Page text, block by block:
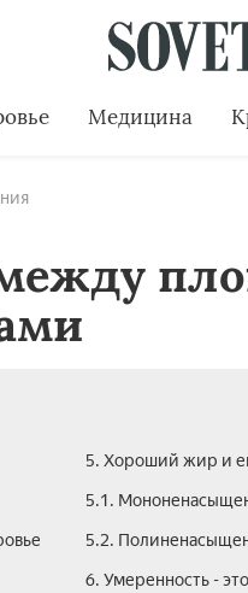
Медицина
5. Хороший жир и
5.1.
5.2.
6. Умеренность -